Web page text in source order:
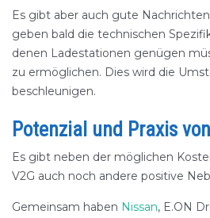
Es gibt aber auch gute
geben bald die technischen
denen Ladestationen genügen
zu ermöglichen. Dies wird die
beschleunigen.
Potenzial und Praxis
Es gibt neben der möglichen
V2G auch noch andere positive
Gemeinsam haben Nissan, E.ON